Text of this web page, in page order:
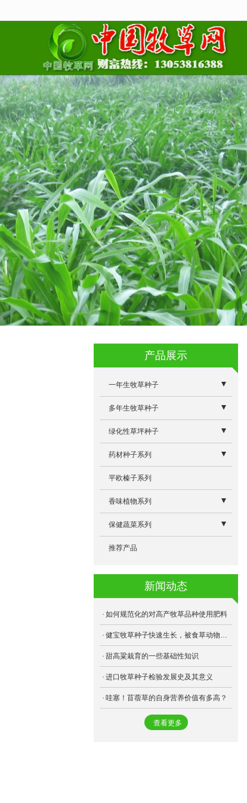
产品展示
一年生牧草种子
- 蛋白桑
- 特高四倍体黑麦草
- 墨西哥玉米草优12
- 冬牧70黑麦草
- 朝牧一号稗子
- 籽粒苋R104
- F75高丹草
- 健宝牧草
- 苏丹草
- 甜高粱
- 狼尾草
- 籽粒苋
- 苦荬菜
多年生牧草种子
- 牧草专用除草剂系列
- 意大利多年生黑麦草
- 雅晴多年生黑麦草
- 维多利亚苜蓿
- 奥利维亚菊苣
- 多年生黑麦草
- 天香速生草
- 金皇后苜蓿
- 三得利苜蓿
- 将军菊苣
- 桂牧一号
- 美国王草
- 阔叶菊苣
绿化性草坪种子
- 景观型狼尾草
- 白三叶
- 高羊茅
- 早熟禾
药材种子系列
- 板蓝根除草剂
- 板蓝根大青叶
平欧榛子系列
香味植物系列
- 驱蚊草
- 跳舞草
保健蔬菜系列
- 芽球菊苣
推荐产品
新闻动态
如何规范化的对高产牧草品种使用肥料
健宝牧草种子快速生长，被食草动物们喜爱
甜高粱栽育的一些基础性知识
进口牧草种子检验发展史及其意义
哇塞！苜蓿草的自身营养价值有多高？
查看更多